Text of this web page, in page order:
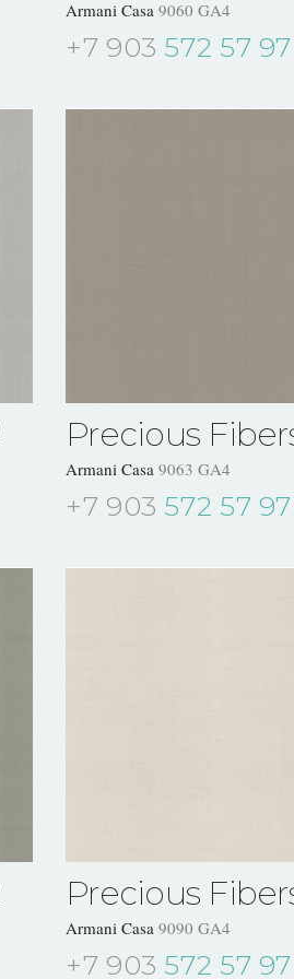
Armani Casa 9060 GA4
+7 903 572 57 97
Precious
Armani Casa 9063 GA4
+7 903 572 57 97
Precious
Armani Casa 9090 GA4
+7 903 572 57 97